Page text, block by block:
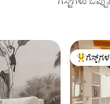
ಗೆಸ್ಟ್‌ಗಳಿಗೆ